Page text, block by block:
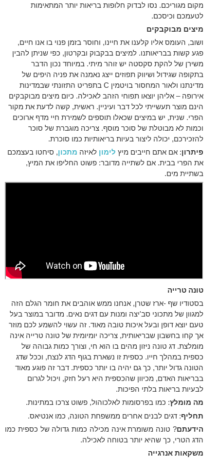
מקום מגוריכם. נסו לבדוק חלופות בריאות יותר המתאימות
לטעמכם וכיסכם.
מיצים מבוקבקים
ושוב, העומס אליו קלענו את חיינו, וחוסר בזמן פנוי בו אנו חיים,
פגע קשות בבריאותנו. למיצים בבקבוק ובקרטון, כפי שניתן להבין
משירן של להקת סקסטה יש זוהר מיתי. במיוחד נכון הדבר
בתקופה שגידול ושיווק תפוזים ייצג נאמנה את פניה היפים של
מדינתנו ולאור המחסור בויטמין C בתפריט התזונתי שבמדינות
אירופה – אליהן יוצאו תפוחי הזהב לאכילה. כיום מיצים מבוקבקים
הינם מוצר תעשייתי לכל דבר ועיניין. ראשית, קשה לדעת את מקור
הפרי. שנית, יש במיצים שכאלו תוספים לשמירת חיי מדף ארוכים
וכמות לא מבוטלת של סוכר מוסף. צריכה מוגברת של סוכר
להזכירכם, יכולה ליצור בעיות בריאותיות כמו סוכרת.
פיתרון: אם אתם חייבים מיץ לימון לאיזה מתכון, סיחטו בעצמכם
את הפרי בבית. אם לשתייה מדובר: פשוט החליפו את המיץ,
בשתיית מים.
טונה טרייה
בסטודיו שף -ארז שטרן, אנחנו ממש אוהבים את חומר הגלם הזה
למגוון של מתכוני סב'יצה ומנות עם דגים נאים. מדובר במוצר בעל
טעם יוצא דופן ובעל איכות טובה מאוד. זה עשוי להשמע לכם מוזר
אך קחו בחשבון שבריאותית, צריכה יומיומית של טונה טרייה אינה
מומלצת. דג טונה ניזון מהים בו הוא חי, וצורך כמות גבוהה של
כספית במהלך חייו. כספית זו נשארת בגוף הדג לנצח, וככל שדג
הטונה גדול יותר, כך גם יהיה בו יותר כספית. דבר זה פוגע מאוד
בבריאות האדם, מכיוון שהכספית היא רעל חזק, ויכול לגרום
לבעיות בריאות בלתי הפיכות.
מה מומלץ: כמו בפרסומות לאלכוהול, פשוט צרכו במתינות.
תחליף: דגים לבנים אחרים ממשפחת הטונה, כמו אנטיאס.
הידעתם? טונה משומרת אינה מכילה כמות גדולה של כספית כמו
הדג הטרי, כך שהיא יותר בטוחה לאכילה.
משקאות אנרגייה